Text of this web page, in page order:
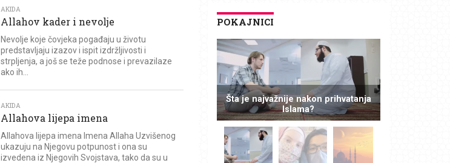
AKIDA
Allahov kader i nevolje
Nevolje koje čovjeka pogađaju u životu
predstavljaju izazov i ispit izdržljivosti i
strpljenja, a još se teže podnose i prevazilaze
ako ih...
AKIDA
Allahova lijepa imena
Allahova lijepa imena Imena Allaha Uzvišenog
ukazuju na Njegovu potpunost i ona su
izvedena iz Njegovih Svojstava, tako da su u
POKAJNICI
Šta je najvažnije nakon prihvatanja
Islama?